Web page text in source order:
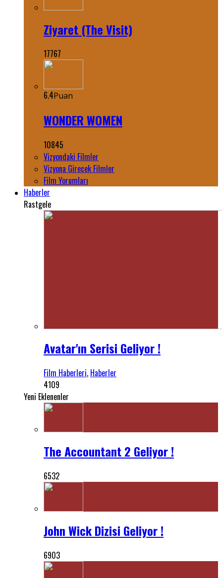
Ziyaret (The Visit)
17767
6.4Puan
WONDER WOMEN
10845
Vizyondaki Filmler
Vizyona Girecek Filmler
Film Yorumları
Haberler
Rastgele
Avatar'ın Serisi Geliyor !
Film Haberleri, Haberler
4109
Yeni Eklenenler
The Accountant 2 Geliyor !
6532
John Wick Dizisi Geliyor !
6903